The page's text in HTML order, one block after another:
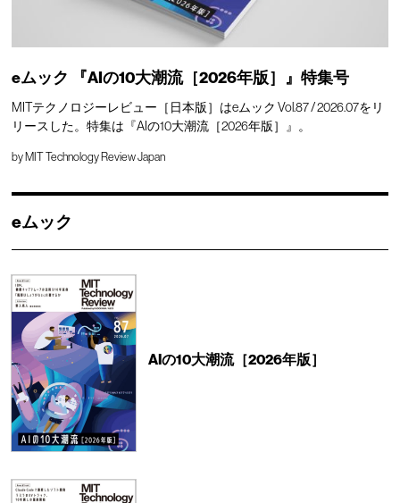
eムック 『AIの10大潮流［2026年版］』特集号
MITテクノロジーレビュー［日本版］はeムック Vol.87 / 2026.07をリ
リースした。特集は『AIの10大潮流［2026年版］』。
by MIT Technology Review Japan
eムック
AIの10大潮流［2026年版］